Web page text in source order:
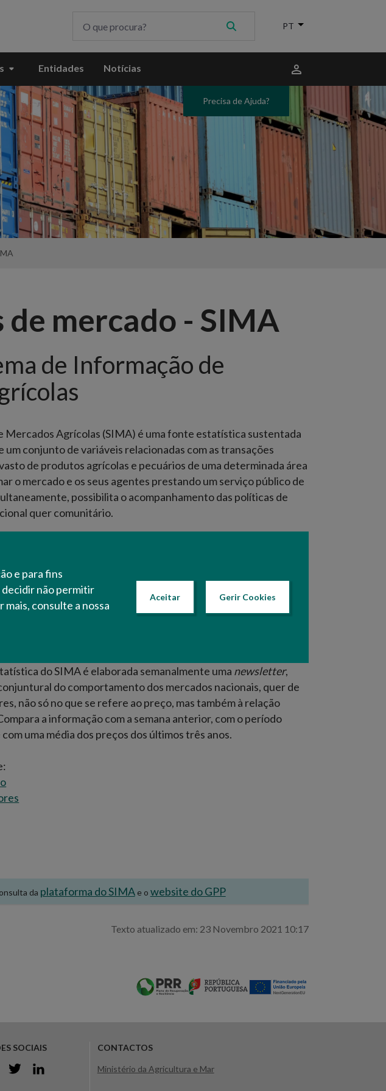
Menu
utilizador
Entidades Notícias
Precisa de Ajuda?
e para fins
decidir não permitir
consulte a nossa
Aceitar Gerir Cookies
de mercado - SIMA
de Informação de
Mercados Agrícolas (SIMA) é uma fonte estatística sustentada
um conjunto de variáveis relacionadas com as transações
de produtos agrícolas e pecuários de uma determinada área
o mercado e os seus agentes prestando um serviço público de
possibilita o acompanhamento das políticas de
quer comunitário.
que exercem atividades nessas áreas de mercado.
para mercados de produção e mercados abastecedores,
do SIMA é elaborada semanalmente uma newsletter,
do comportamento dos mercados nacionais, quer de
não só no que se refere ao preço, mas também à relação
a informação com a semana anterior, com o período
uma média dos preços dos últimos três anos.
da plataforma do SIMAe o website do GPP
Texto atualizado em: 23 Novembro 2021 10:17
SOCIAIS CONTACTOS
Ministério da Agricultura e Mar